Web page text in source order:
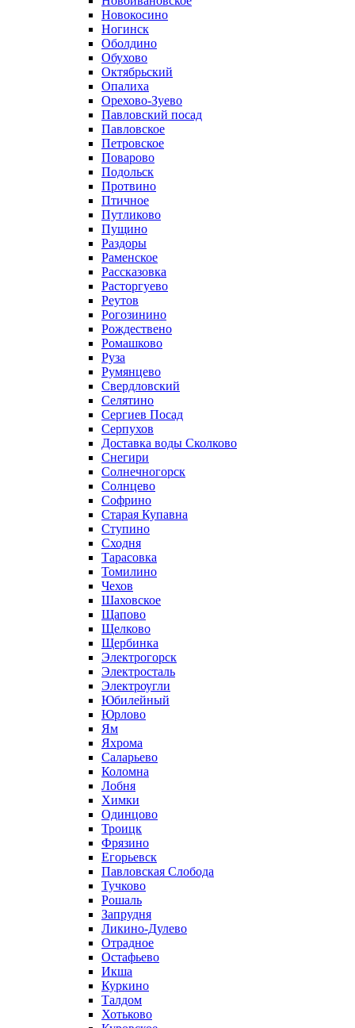
Новокосино
Ногинск
Оболдино
Обухово
Октябрьский
Опалиха
Орехово-Зуево
Павловский посад
Павловское
Петровское
Поварово
Подольск
Протвино
Птичное
Путликово
Пущино
Раздоры
Раменское
Рассказовка
Расторгуево
Реутов
Рогозинино
Рождествено
Ромашково
Руза
Румянцево
Свердловский
Селятино
Сергиев Посад
Серпухов
Доставка воды Сколково
Снегири
Солнечногорск
Солнцево
Софрино
Старая Купавна
Ступино
Сходня
Тарасовка
Томилино
Чехов
Шаховское
Щапово
Щелково
Щербинка
Электрогорск
Электросталь
Электроугли
Юбилейный
Юрлово
Ям
Яхрома
Саларьево
Коломна
Лобня
Химки
Одинцово
Троицк
Фрязино
Егорьевск
Павловская Слобода
Тучково
Рошаль
Запрудня
Ликино-Дулево
Отрадное
Остафьево
Икша
Куркино
Талдом
Хотьково